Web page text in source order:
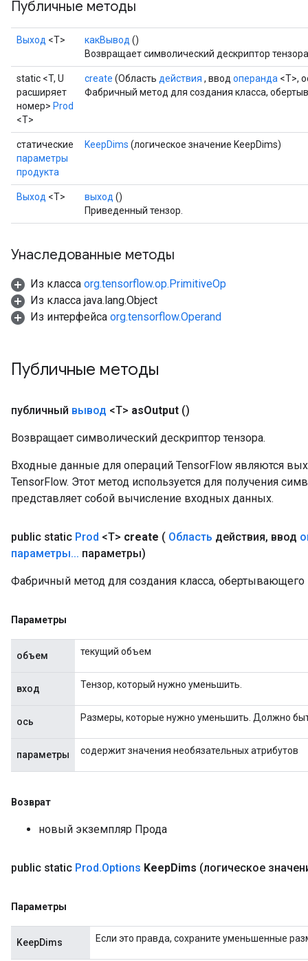
Публичные методы
Выход <Т> какВывод ()
Возвращает символический дескриптор
static <T, U
расширяет
номер> Prod
<T>
create (Область действия , ввод операнда <T>,
Фабричный метод для создания класса,
статические
параметры
продукта
KeepDims (логическое значение KeepDims)
Выход <Т> выход ()
Приведенный тензор.
Унаследованные методы
Из класса org.tensorflow.op.PrimitiveOp
Из класса java.lang.Object
Из интерфейса org.tensorflow.Operand
Публичные методы
публичный вывод <T> asOutput ()
Возвращает символический дескриптор тензора.
Входные данные для операций TensorFlow являются
TensorFlow. Этот метод используется для получения
представляет собой вычисление входных данных.
public static Prod <T> create ( Область действия, ввод
параметры... параметры)
Фабричный метод для создания класса,
Параметры
объем текущий объем
вход Тензор, который нужно уменьшить.
ось Размеры, которые нужно уменьшить. Должно
параметры содержит значения необязательных атрибутов
Возврат
новый экземпляр Прода
public static Prod.Options KeepDims (логическое
Параметры
KeepDims Если это правда, сохраните уменьшенные